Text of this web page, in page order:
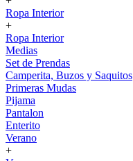
Ropa Interior
+
Ropa Interior
Medias
Set de Prendas
Camperita, Buzos y Saquitos
Primeras Mudas
Pijama
Pantalon
Enterito
Verano
+